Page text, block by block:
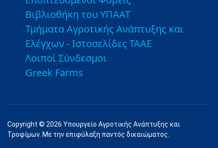
Βιβλιοθήκη του ΥΠΑΑΤ
Τμήματα Αγροτικής Ανάπτυξης και
Ελέγχων - Ιστοσελίδες ΤΑΑΕ
Λοιποί Σύνδεσμοι
Greek Farms
Copyright © 2026 Υπουργείο Αγροτικής Ανάπτυξης και
Τροφίμων. Με την επιφύλαξη παντός δικαιώματος.